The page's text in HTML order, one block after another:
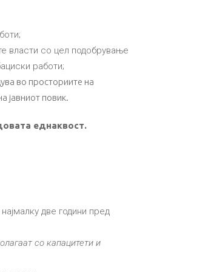
власти со цел подобрување
работи;
во просториите на
јавниот повик.
еднаквост.
две години пред
со капацитети и